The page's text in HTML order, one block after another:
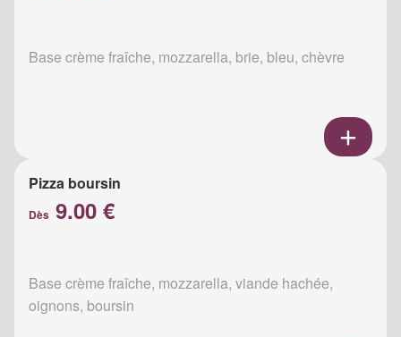
Base crème fraîche, mozzarella, brie, bleu, chèvre
Pizza boursin
Dès 9.00 €
Base crème fraîche, mozzarella, viande hachée,
oignons, boursin